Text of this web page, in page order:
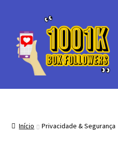
para
navegação
para
conteúdo
Início Privacidade & Segurança